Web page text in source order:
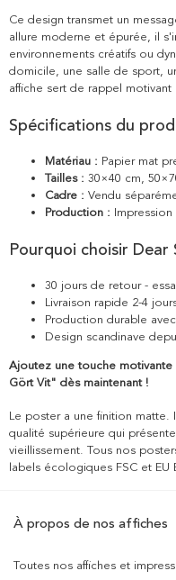
Ce design transmet un
allure moderne et épurée, il
environnements créatifs ou
domicile, une salle de sport,
affiche sert de rappel
Spécifications du
Matériau : Papier mat
Tailles : 30×40 cm,
Cadre : Vendu
Production :
Pourquoi choisir Dear
30 jours de retour -
Livraison rapide 2-4
Production durable
Design scandinave
Ajoutez une touche
Gört Vit" dès maintenant !
Le poster a une finition matte.
qualité supérieure qui
vieillissement. Tous nos
labels écologiques FSC et EU
À propos de nos affiches
Toutes nos affiches et